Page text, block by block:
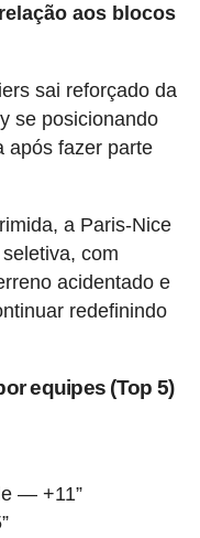
aos blocos
sai reforçado da
se posicionando
após fazer parte
a Paris-Nice
com
acidentado e
redefinindo
equipes (Top 5)
— +11”